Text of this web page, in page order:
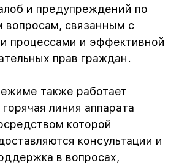
и предупреждений по
вопросам, связанным с
процессами и эффективной
прав граждан.
также работает
линия аппарата
которой
консультации и
в вопросах,